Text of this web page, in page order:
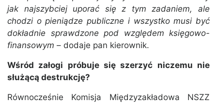
jak najszybciej uporać się z tym zadaniem, ale
chodzi o pieniądze publiczne i wszystko musi być
dokładnie sprawdzone pod względem księgowo-
finansowym – dodaje pan kierownik.
Wśród załogi próbuje się szerzyć niczemu nie
służącą destrukcję?
Równocześnie Komisja Międzyzakładowa NSZZ